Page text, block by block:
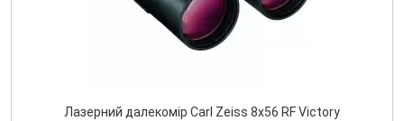
Лазерний далекомір Carl Zeiss 8x56 RF Victory